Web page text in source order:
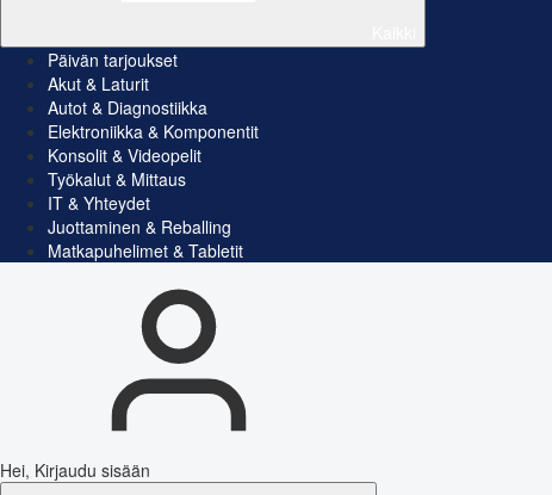
Päivän tarjoukset
Akut & Laturit
Autot & Diagnostiikka
Elektroniikka & Komponentit
Konsolit & Videopelit
Työkalut & Mittaus
IT & Yhteydet
Juottaminen & Reballing
Matkapuhelimet & Tabletit
Hei, Kirjaudu sisään